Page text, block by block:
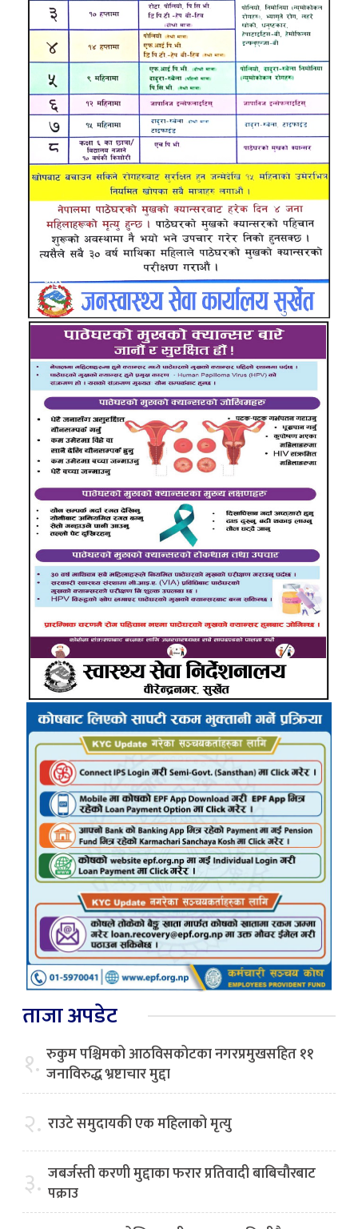
ताजा अपडेट
१. रुकुम पश्चिमको आठविसकोटका नगरप्रमुखसहित ११
जनाविरुद्ध भ्रष्टाचार मुद्दा
२. राउटे समुदायकी एक महिलाको मृत्यु
३. जबर्जस्ती करणी मुद्दाका फरार प्रतिवादी बाबिचौरबाट
पक्राउ